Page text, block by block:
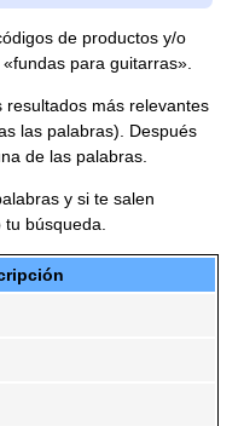
de productos y/o
para guitarras».
resultados más relevantes
las palabras). Después
de las palabras.
y si te salen
tu búsqueda.